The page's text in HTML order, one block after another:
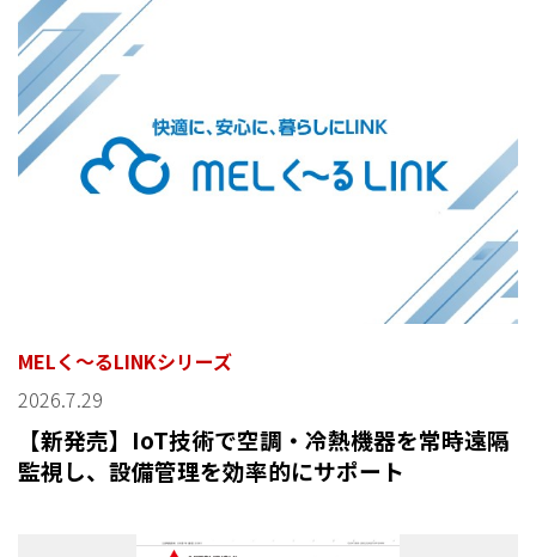
MELく～るLINKシリーズ
2026.7.29
【新発売】IoT技術で空調・冷熱機器を常時遠隔
監視し、設備管理を効率的にサポート